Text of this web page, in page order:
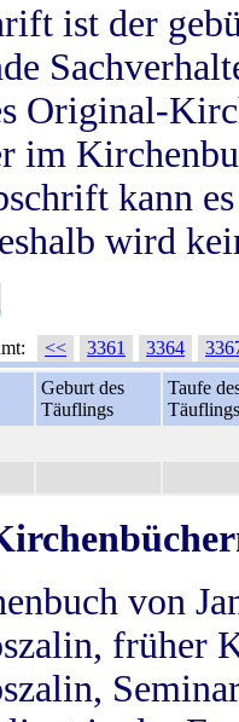
ist der
Original-
im
kann
wird
<< 3361 3364
Geburt des
Täuflings
Taufe
Täuflings
von
früher